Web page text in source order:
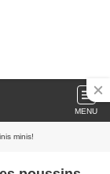
MENU
minis!